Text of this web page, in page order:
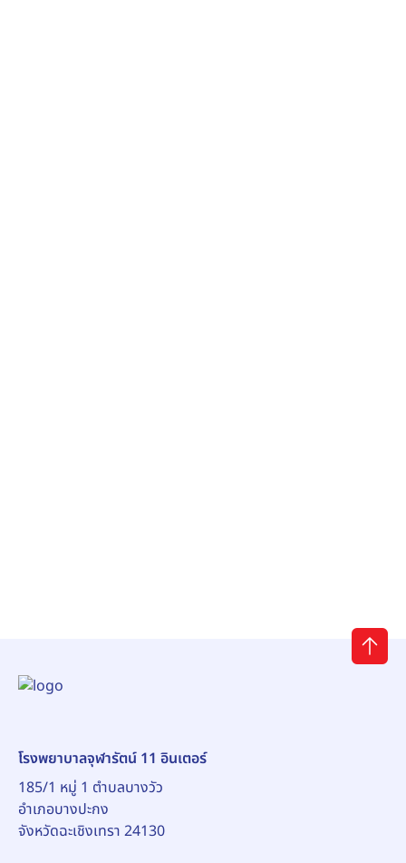
โรงพยาบาลจุฬารัตน์ 11 อินเตอร์
185/1 หมู่ 1 ตำบลบางวัว
อำเภอบางปะกง